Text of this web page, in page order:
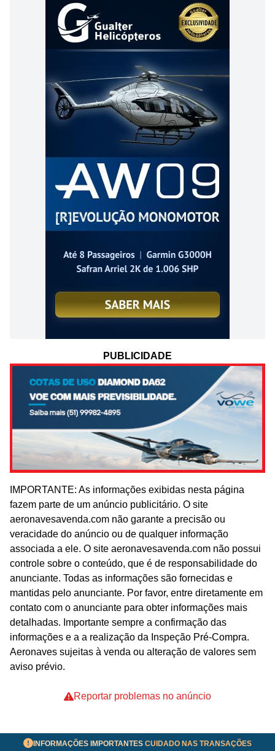
PUBLICIDADE
IMPORTANTE: As informações exibidas nesta página
fazem parte de um anúncio publicitário. O site
aeronavesavenda.com não garante a precisão ou
veracidade do anúncio ou de qualquer informação
associada a ele. O site aeronavesavenda.com não possui
controle sobre o conteúdo, que é de responsabilidade do
anunciante. Todas as informações são fornecidas e
mantidas pelo anunciante. Por favor, entre diretamente em
contato com o anunciante para obter informações mais
detalhadas. Importante sempre a confirmação das
informações e a a realização da Inspeção Pré-Compra.
Aeronaves sujeitas à venda ou alteração de valores sem
aviso prévio.
Reportar problemas no anúncio
INFORMAÇÕES IMPORTANTES CUIDADO NAS TRANSAÇÕES